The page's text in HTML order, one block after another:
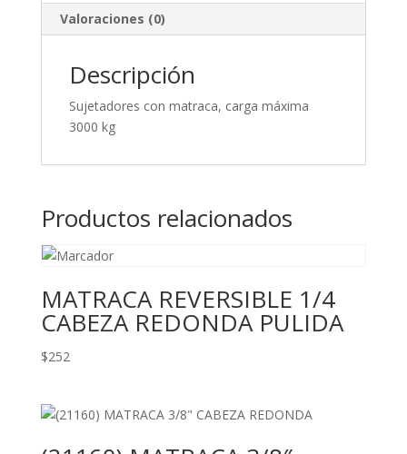
Valoraciones (0)
Descripción
Sujetadores con matraca, carga máxima
3000 kg
Productos relacionados
MATRACA REVERSIBLE 1/4
CABEZA REDONDA PULIDA
$252